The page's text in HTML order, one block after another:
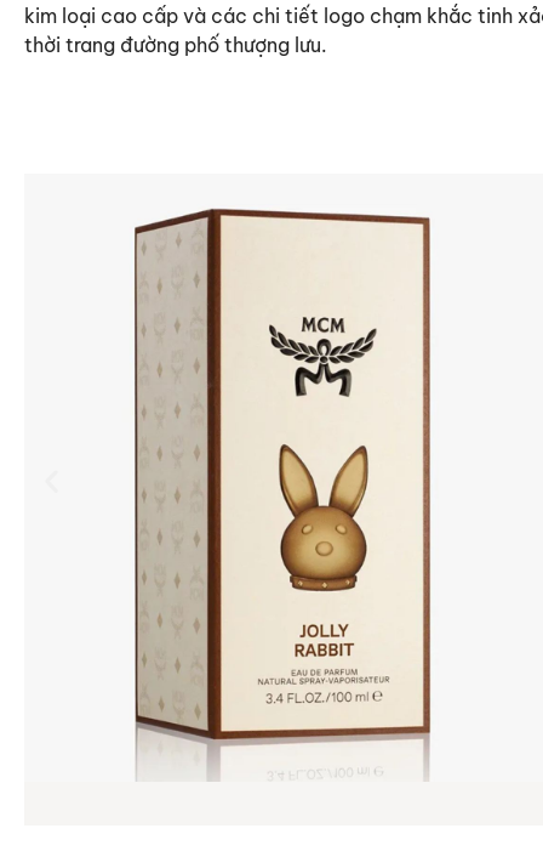
kim loại cao cấp và các chi tiết logo chạm khắc tinh
thời trang đường phố thượng lưu.